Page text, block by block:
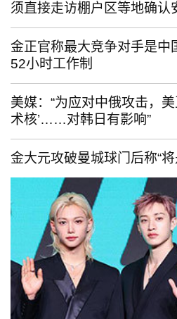
须直接走访棚户区等地确认
金正官称最大竞争对手是中
52小时工作制
美媒：“为应对中俄攻击，
术核’……对韩日有影响”
金大元攻破曼城球门后称“